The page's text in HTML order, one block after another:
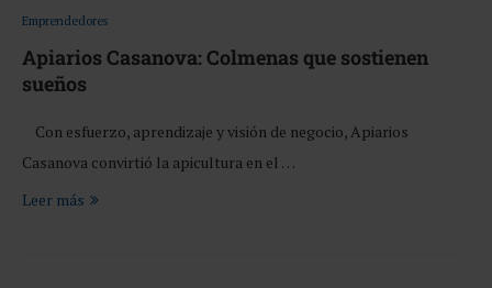
Emprendedores
Apiarios Casanova: Colmenas que sostienen
sueños
Con esfuerzo, aprendizaje y visión de negocio, Apiarios
Casanova convirtió la apicultura en el …
Leer más